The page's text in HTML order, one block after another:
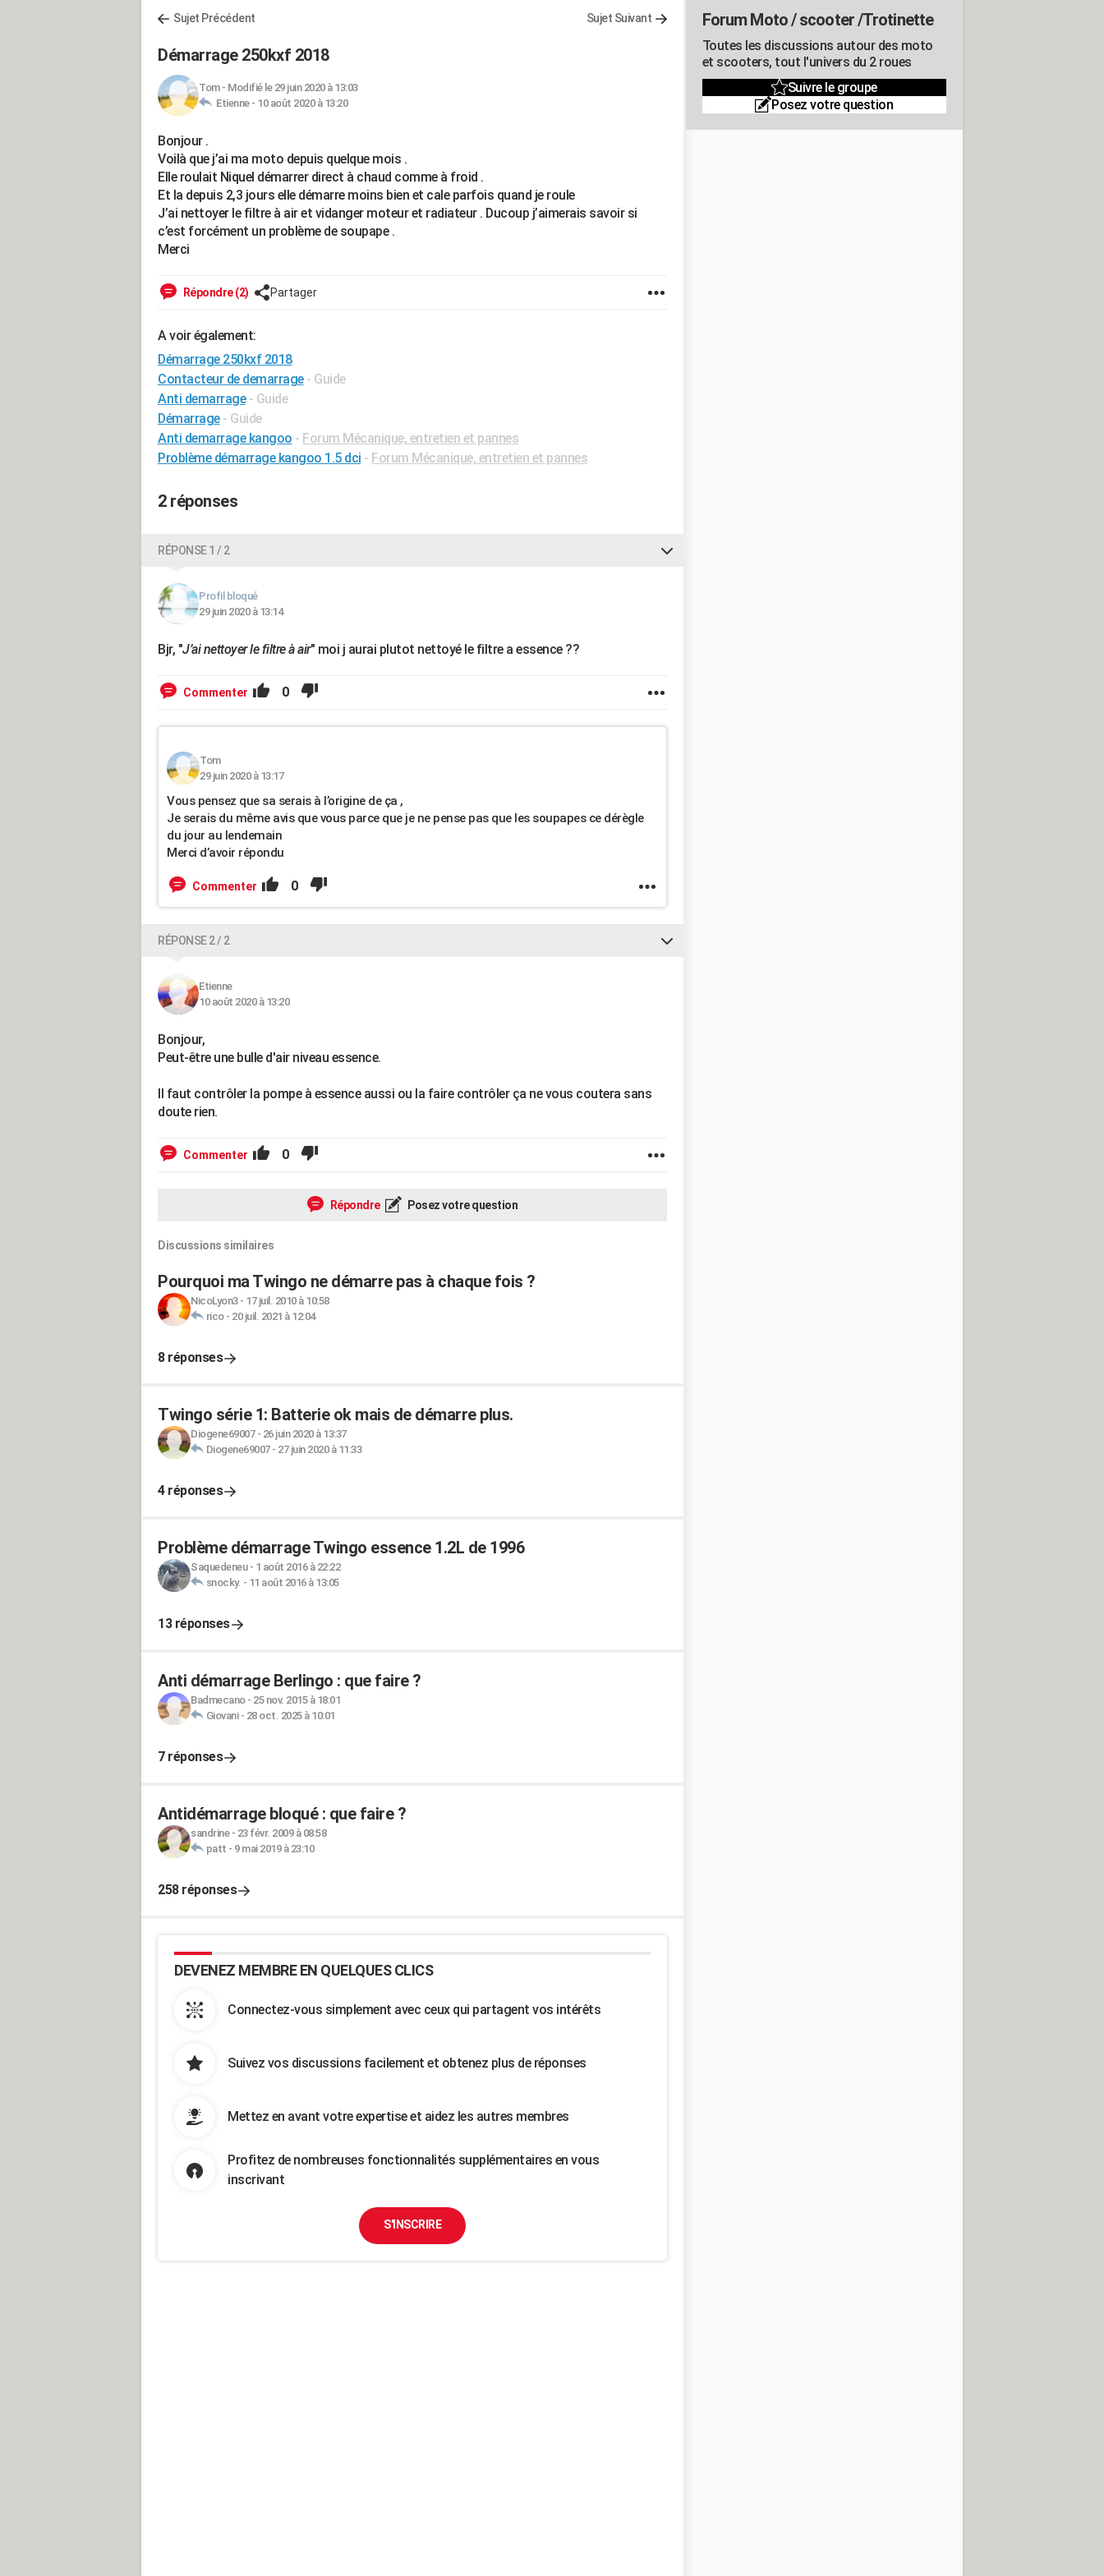
Sujet Précédent Sujet Suivant
Démarrage 250kxf 2018
Tom- Modifié le 29 juin 2020 à 13:03
Etienne - 10 août 2020 à 13:20
Bonjour .
Voilà que j’ai ma moto depuis quelque mois .
Elle roulait Niquel démarrer direct à chaud comme à froid .
Et la depuis 2,3 jours elle démarre moins bien et cale parfois quand je roule
J’ai nettoyer le filtre à air et vidanger moteur et radiateur . Ducoup j’aimerais savoir si
c’est forcément un problème de soupape .
Merci
Répondre (2) Partager
A voir également:
Démarrage 250kxf 2018
Contacteur de demarrage - Guide
Anti demarrage - Guide
Démarrage - Guide
Anti demarrage kangoo - Forum Mécanique, entretien et pannes
Problème démarrage kangoo 1.5 dci - Forum Mécanique, entretien et pannes
2 réponses
RÉPONSE 1 / 2
Profil bloqué
29 juin 2020 à 13:14
Bjr, "J’ai nettoyer le filtre à air" moi j aurai plutot nettoyé le filtre a essence ??
Commenter 0
Tom
29 juin 2020 à 13:17
Vous pensez que sa serais à l’origine de ça ,
Je serais du même avis que vous parce que je ne pense pas que les soupapes ce dérègle
du jour au lendemain
Merci d’avoir répondu
Commenter 0
RÉPONSE 2 / 2
Etienne
10 août 2020 à 13:20
Bonjour,
Peut-être une bulle d'air niveau essence.
Il faut contrôler la pompe à essence aussi ou la faire contrôler ça ne vous coutera sans
doute rien.
Commenter 0
Répondre Posez votre question
Discussions similaires
Pourquoi ma Twingo ne démarre pas à chaque fois ?
NicoLyon3- 17 juil. 2010 à 10:58
rico- 20 juil. 2021 à 12:04
8 réponses
Twingo série 1: Batterie ok mais de démarre plus.
Diogene69007- 26 juin 2020 à 13:37
Diogene69007- 27 juin 2020 à 11:33
4 réponses
Problème démarrage Twingo essence 1.2L de 1996
Saquedeneu- 1 août 2016 à 22:22
snocky. - 11 août 2016 à 13:05
13 réponses
Anti démarrage Berlingo : que faire ?
Badmecano- 25 nov. 2015 à 18:01
Giovani- 28 oct. 2025 à 10:01
7 réponses
Antidémarrage bloqué : que faire ?
sandrine- 23 févr. 2009 à 08:58
patt - 9 mai 2019 à 23:10
258 réponses
DEVENEZ MEMBRE EN QUELQUES CLICS
Connectez-vous simplement avec ceux qui partagent vos intérêts
Suivez vos discussions facilement et obtenez plus de réponses
Mettez en avant votre expertise et aidez les autres membres
Profitez de nombreuses fonctionnalités supplémentaires en vous
inscrivant
S'INSCRIRE
Forum Moto / scooter /Trotinette
Toutes les discussions autour des moto
et scooters, tout l'univers du 2 roues
Suivre le groupe
Posez votre question